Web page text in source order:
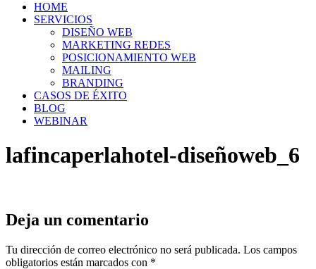
HOME
SERVICIOS
DISEÑO WEB
MARKETING REDES
POSICIONAMIENTO WEB
MAILING
BRANDING
CASOS DE ÉXITO
BLOG
WEBINAR
lafincaperlahotel-diseñoweb_6
Deja un comentario
Tu dirección de correo electrónico no será publicada. Los campos
obligatorios están marcados con *